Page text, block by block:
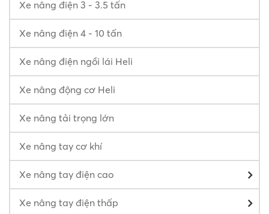
Xe nâng điện 3 - 3.5 tấn
Xe nâng điện 4 - 10 tấn
Xe nâng điện ngồi lái Heli
Xe nâng động cơ Heli
Xe nâng tải trọng lớn
Xe nâng tay cơ khí
Xe nâng tay điện cao
Xe nâng tay điện thấp